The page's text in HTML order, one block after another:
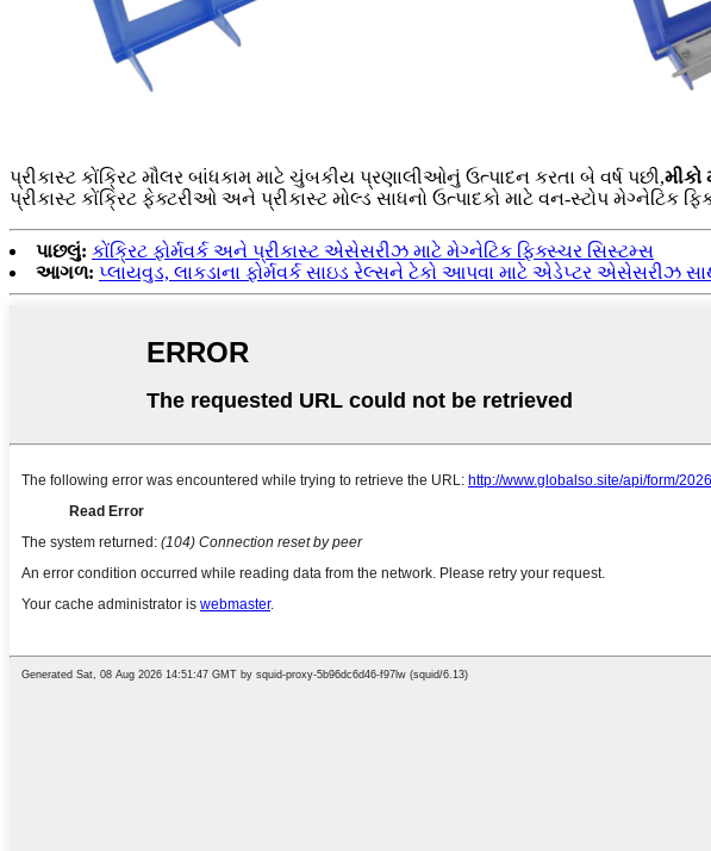
પ્રીકાસ્ટ કોંક્રિટ મૌલર બાંધકામ માટે ચુંબકીય પ્રણાલીઓનું ઉત્પાદન કરતા બે વર્ષ પછી,
પ્રીકાસ્ટ કોંક્રિટ ફેક્ટરીઓ અને પ્રીકાસ્ટ મોલ્ડ સાધનો ઉત્પાદકો માટે વન-સ્ટોપ મેગ્નેટિક
પાછલું: કોંક્રિટ ફોર્મવર્ક અને પ્રીકાસ્ટ એસેસરીઝ માટે મેગ્નેટિક ફિક્સ્ચર સિસ્ટમ્સ
આગળ: પ્લાયવુડ, લાકડાના ફોર્મવર્ક સાઇડ રેલ્સને ટેકો આપવા માટે એડેપ્ટર એસેસરીઝ